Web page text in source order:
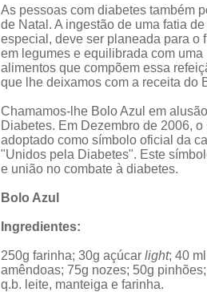
As pessoas com diabetes também
de Natal. A ingestão de uma fatia
especial, deve ser planeada para o
em legumes e equilibrada com
alimentos que compõem essa
que lhe deixamos com a receita do
Chamamos-lhe Bolo Azul em
Diabetes. Em Dezembro de 2006,
adoptado como símbolo oficial da
"Unidos pela Diabetes". Este
e união no combate à diabetes.
Bolo Azul
Ingredientes:
250g farinha; 30g açúcar light; 40
amêndoas; 75g nozes; 50g
q.b. leite, manteiga e farinha.